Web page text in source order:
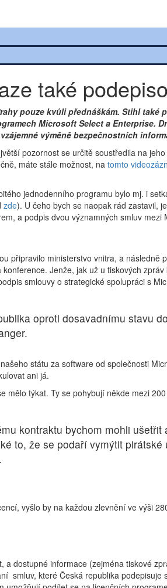
také
pouze kvůli přednáškám. Stihl také
Microsoft Select a Enterprise.
výměně bezpečnostních
pozornost se určitě soustředila na
máte stále možnost, na tomto
jednodenního programu bylo mj. i
zde). U čeho bych se naopak rád zastavil,
a podpis dvou významných smluv mezi
připravilo ministerstvo vnitra, a následně
Jenže, jak už u tiskových
smlouvy o strategické spolupráci s
oproti dosavadnímu stavu
státu za software od společnosti
ani já.
mělo týkat. Ty se pohybují někde mezi
kontraktu bychom mohli ušetřit
to, že se podaří vymýtit
vyšlo by na každou zlevnění ve výši
dostupné informace (zejména tiskové
smluv, které Česká republika podepisuje